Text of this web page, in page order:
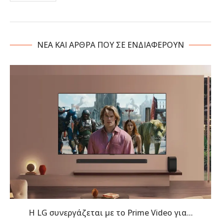
NΕΑ ΚΑΙ ΑΡΘΡΑ ΠΟΥ ΣΕ ΕΝΔΙΑΦΕΡΟΥΝ
Η LG συνεργάζεται με το Prime Video για...